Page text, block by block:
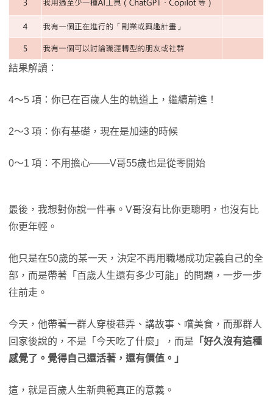
結果解讀：
4～5 項：你已在百歲人生的軌道上，繼續前進！
2～3 項：你有基礎，現在是加速的時候
0～1 項：不用擔心——V哥55歲也是從零開始
最後，我想對你說一件事。V哥沒有比你更聰明，也沒有比
你更年輕。
他只是在50歲的某一天，決定不再用職場成功定義自己的全
部，而是帶著「百歲人生還有多少可能」的問題，一步一步
往前走。
今天，他帶著一群人穿梭巷弄、講故事、嚐美食，而那群人
回家後說的，不是「今天吃了什麼」，而是 「好久沒有這種
感覺了。覺得自己還活著，還有價值。」
這，就是百歲人生新典範真正的意義。